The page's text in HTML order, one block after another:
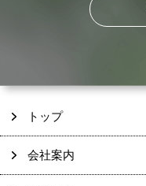
トップ
会社案内